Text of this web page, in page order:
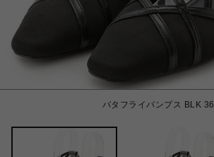
バタフライパンプス BLK 36